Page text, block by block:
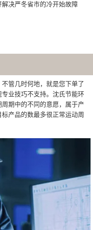
决严冬省市的冷开始故障
管几时何地，就是您下单了
业技巧不支持。沈氏节能环
期中的不同的意愿，属于产
产品的数最多很正常运动周